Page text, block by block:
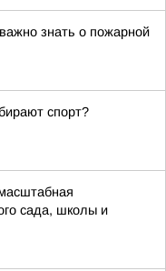
знать о пожарной
спорт?
сада, школы и